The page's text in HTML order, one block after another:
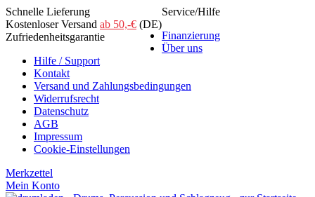
Schnelle Lieferung
Kostenloser Versand ab 50,-€ (DE)
Zufriedenheitsgarantie
Service/Hilfe
Finanzierung
Über uns
Hilfe / Support
Kontakt
Versand und Zahlungsbedingungen
Widerrufsrecht
Datenschutz
AGB
Impressum
Cookie-Einstellungen
Merkzettel
Mein Konto